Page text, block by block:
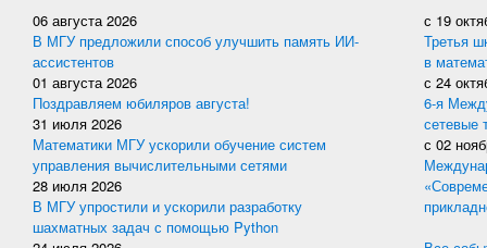
06 августа 2026
В МГУ предложили способ улучшить память ИИ-
ассистентов
01 августа 2026
Поздравляем юбиляров августа!
31 июля 2026
Математики МГУ ускорили обучение систем
управления вычислительными сетями
28 июля 2026
В МГУ упростили и ускорили разработку
шахматных задач с помощью Python
с 19
Третья
в
с 24
6-я
сетевые
с 02